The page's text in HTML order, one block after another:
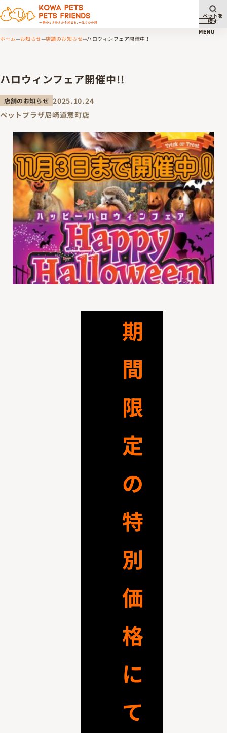
メニ
MENU
ペットを
探す
ホーム お知らせ 店舗のお知らせ ハロウィンフェア開催中!!
ハロウィンフェア開催中!!
店舗のお知らせ 2025.10.24
ペットプラザ尼崎道意町店
期
間
限
定
の
特
別
価
格
に
て